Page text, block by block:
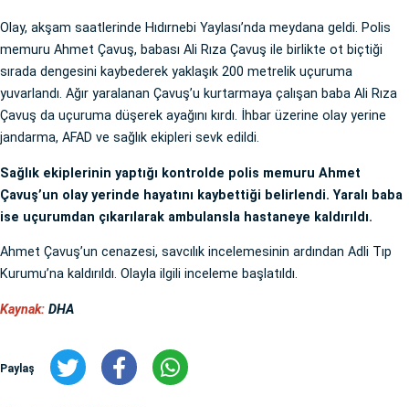
Olay, akşam saatlerinde Hıdırnebi Yaylası’nda meydana geldi. Polis
memuru Ahmet Çavuş, babası Ali Rıza Çavuş ile birlikte ot biçtiği
sırada dengesini kaybederek yaklaşık 200 metrelik uçuruma
yuvarlandı. Ağır yaralanan Çavuş’u kurtarmaya çalışan baba Ali Rıza
Çavuş da uçuruma düşerek ayağını kırdı. İhbar üzerine olay yerine
jandarma, AFAD ve sağlık ekipleri sevk edildi.
Sağlık ekiplerinin yaptığı kontrolde polis memuru Ahmet
Çavuş’un olay yerinde hayatını kaybettiği belirlendi. Yaralı baba
ise uçurumdan çıkarılarak ambulansla hastaneye kaldırıldı.
Ahmet Çavuş’un cenazesi, savcılık incelemesinin ardından Adli Tıp
Kurumu’na kaldırıldı. Olayla ilgili inceleme başlatıldı.
Kaynak: DHA
Paylaş